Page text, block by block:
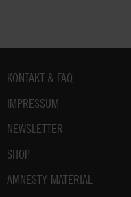
Fußbereich
KONTAKT & FAQ
IMPRESSUM
NEWSLETTER
SHOP
AMNESTY-MATERIAL